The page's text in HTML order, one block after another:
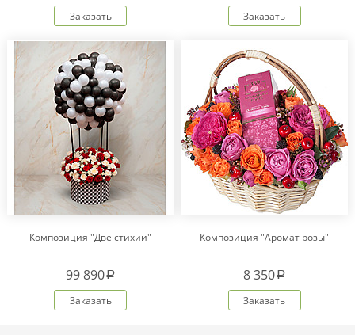
Заказать Заказать
Композиция "Две стихии"
99 890a
Заказать
Композиция "Аромат розы"
8 350a
Заказать